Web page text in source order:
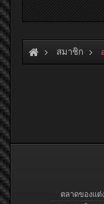
สมาชิก
ตลาดของแต่